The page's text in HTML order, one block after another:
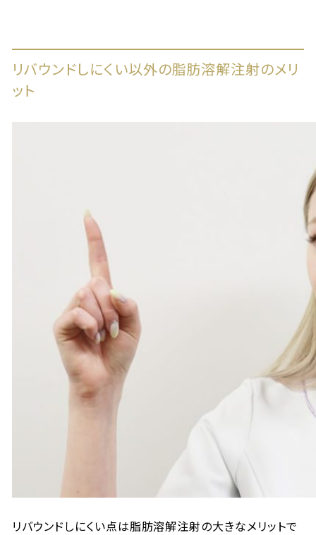
リバウンドしにくい以外の脂肪溶解注射のメリ
ット
リバウンドしにくい点は脂肪溶解注射の大きなメリットで